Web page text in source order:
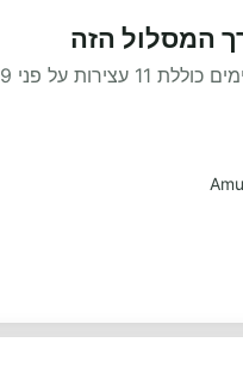
המסלול הזה